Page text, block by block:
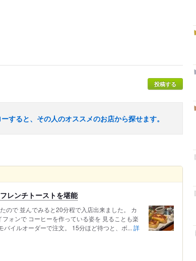
投稿する
すると、その人のオススメのお店から探せます。
レンチトーストを堪能
ので 並んでみると20分程で入店出来ました。 カ
ォンで コーヒーを作っている姿を 見ることも楽
バイルオーダーで注文。 15分ほど待つと、ボ... 詳